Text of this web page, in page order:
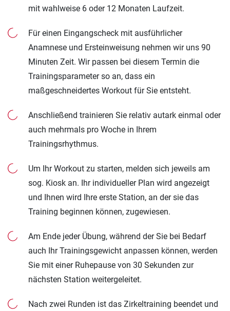
mit wahlweise 6 oder 12 Monaten Laufzeit.
Für einen Eingangscheck mit ausführlicher
Anamnese und Ersteinweisung nehmen wir uns 90
Minuten Zeit. Wir passen bei diesem Termin die
Trainingsparameter so an, dass ein
maßgeschneidertes Workout für Sie entsteht.
Anschließend trainieren Sie relativ autark einmal oder
auch mehrmals pro Woche in Ihrem
Trainingsrhythmus.
Um Ihr Workout zu starten, melden sich jeweils am
sog. Kiosk an. Ihr individueller Plan wird angezeigt
und Ihnen wird Ihre erste Station, an der sie das
Training beginnen können, zugewiesen.
Am Ende jeder Übung, während der Sie bei Bedarf
auch Ihr Trainingsgewicht anpassen können, werden
Sie mit einer Ruhepause von 30 Sekunden zur
nächsten Station weitergeleitet.
Nach zwei Runden ist das Zirkeltraining beendet und